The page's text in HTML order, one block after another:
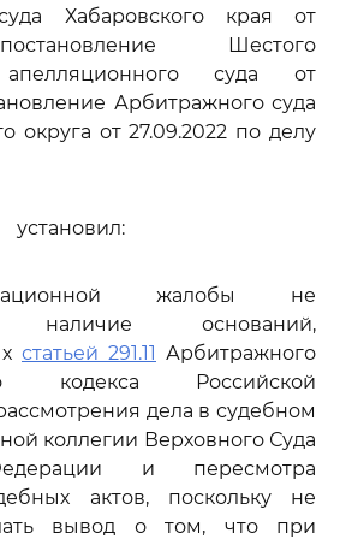
Хабаровского края от
Шестого
апелляционного суда от
Арбитражного суда
округа от 27.09.2022 по делу
установил:
жалобы не
наличие оснований,
статьей 291.11 Арбитражного
кодекса Российской
дела в судебном
коллегии Верховного Суда
и пересмотра
актов, поскольку не
вывод о том, что при